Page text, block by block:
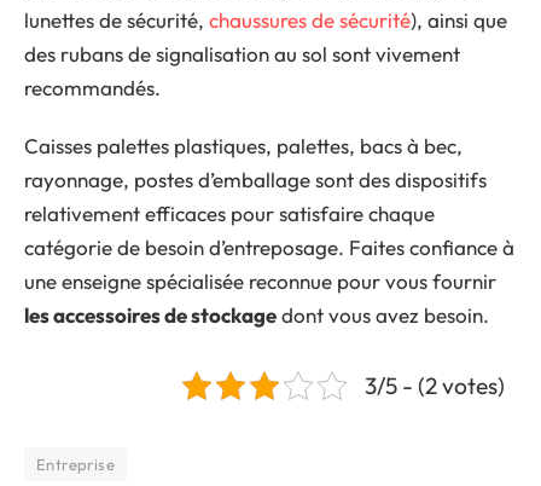
lunettes de sécurité, chaussures de sécurité), ainsi que
des rubans de signalisation au sol sont vivement
recommandés.
Caisses palettes plastiques, palettes, bacs à bec,
rayonnage, postes d’emballage sont des dispositifs
relativement efficaces pour satisfaire chaque
catégorie de besoin d’entreposage. Faites confiance à
une enseigne spécialisée reconnue pour vous fournir
les accessoires de stockagedont vous avez besoin.
3/5 - (2 votes)
Entreprise